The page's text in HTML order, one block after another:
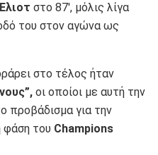
στο 87′, μόλις λίγα
του στον αγώνα ως
στο τέλος ήταν
οι οποίοι με αυτή την
προβάδισμα για την
φάση του Champions